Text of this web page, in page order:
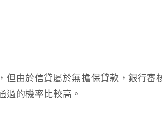
但由於信貸屬於無擔保貸款，銀行審
過的機率比較高。